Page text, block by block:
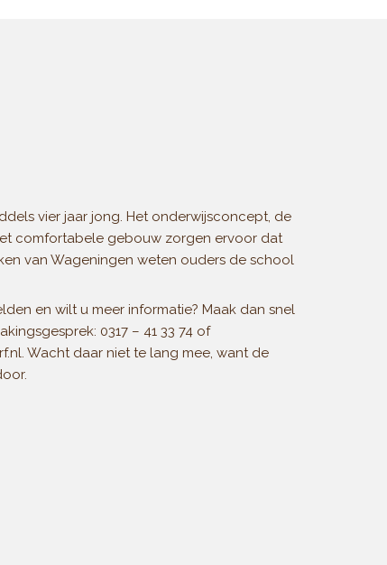
vier jaar jong. Het onderwijsconcept, de
comfortabele gebouw zorgen ervoor dat
van Wageningen weten ouders de school
en wilt u meer informatie? Maak dan snel
0317 – 41 33 74 of
Wacht daar niet te lang mee, want de